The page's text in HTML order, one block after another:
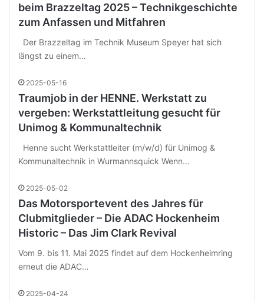
beim Brazzeltag 2025 – Technikgeschichte
zum Anfassen und Mitfahren
Der Brazzeltag im Technik Museum Speyer hat sich
längst zu einem…
2025-05-16
Traumjob in der HENNE. Werkstatt zu
vergeben: Werkstattleitung gesucht für
Unimog & Kommunaltechnik
Henne sucht Werkstattleiter (m/w/d) für Unimog &
Kommunaltechnik in Wurmannsquick Wenn…
2025-05-02
Das Motorsportevent des Jahres für
Clubmitglieder – Die ADAC Hockenheim
Historic – Das Jim Clark Revival
Vom 9. bis 11. Mai 2025 findet auf dem Hockenheimring
erneut die ADAC…
2025-04-24